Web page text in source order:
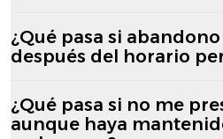
¿Qué pasa si
después del horario
¿Qué pasa si no me
aunque haya